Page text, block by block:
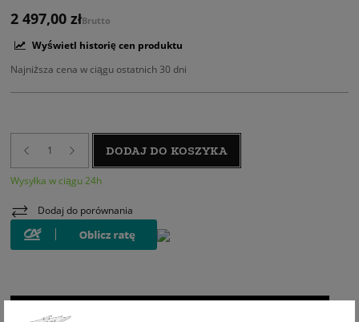
2 497,00 złBrutto
Wyświetl historię cen produktu
Najniższa cena w ciągu ostatnich 30 dni
DODAJ DO KOSZYKA
Wysyłka w ciągu 24h
Dodaj do porównania